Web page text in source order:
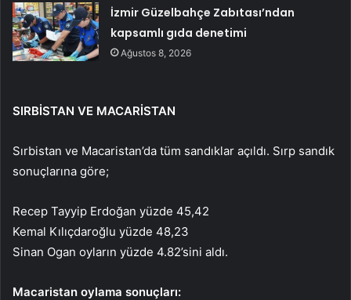
İzmir Güzelbahçe Zabıtası’ndan
kapsamlı gıda denetimi
Ağustos 8, 2026
SIRBİSTAN VE MACARİSTAN
Sırbistan ve Macaristan’da tüm sandıklar açıldı. Sırp sandık
sonuçlarına göre;
Recep Tayyip Erdoğan yüzde 45,42
Kemal Kılıçdaroğlu yüzde 48,23
Sinan Ogan oyların yüzde 4.82’sini aldı.
Macaristan oylama sonuçları: